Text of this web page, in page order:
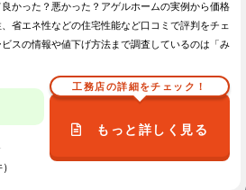
かった？悪かった？アゲルホームの実例から価格
省エネ性などの住宅性能など口コミで評判をチェ
スの情報や値下げ方法まで調査しているのは「み
工務店の詳細をチェック！
もっと詳しく見る